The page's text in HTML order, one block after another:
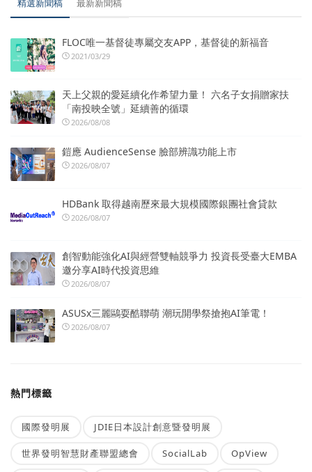
精選新聞稿 最新新聞稿
FLOC唯一基督徒專屬交友APP，基督徒的新福音
2021/03/29
天上父親的愛延續化作希望力量！ 六名子女捐贈家扶
「南投映全號」延續善的循環
2026/08/08
鎧應 AudienceSense 臉部辨識功能上市
2026/08/07
HDBank 取得越南歷來最大規模國際銀團社會貸款
2026/08/07
創智動能強化AI與經營雙軸競爭力 投資長受臺大EMBA
邀分享AI時代投資思維
2026/08/07
ASUSx三麗鷗耍酷聯萌 潮玩開學祭搶抱AI筆電！
2026/08/07
熱門標籤
國際發明展 JDIE日本設計創意暨發明展
世界發明智慧財產聯盟總會 SocialLab OpView